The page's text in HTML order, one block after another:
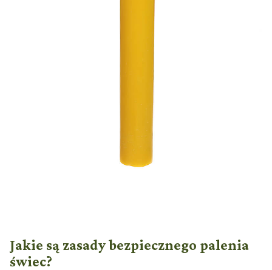
Jakie są zasady bezpiecznego palenia
świec?